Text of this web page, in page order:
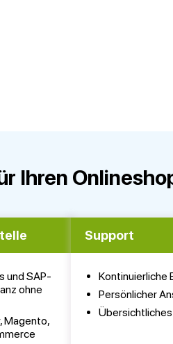
Ihren
und SAP-
ohne
Magento,
Support
Kontinuierliche
Persönlicher